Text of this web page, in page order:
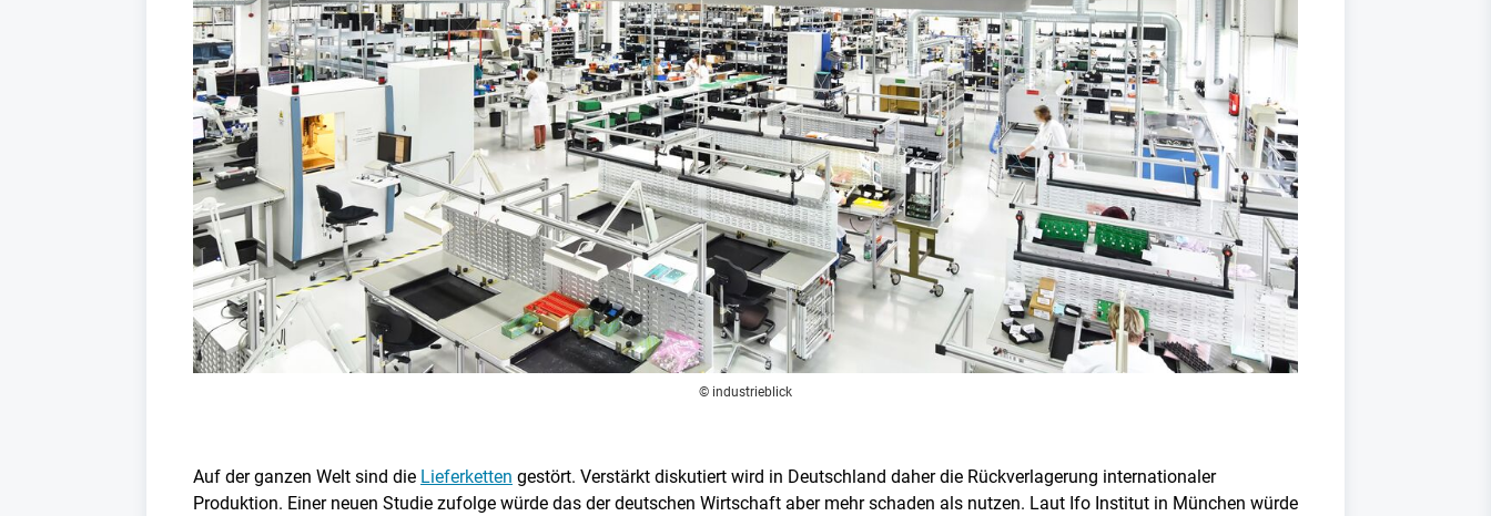
© industrieblick
Auf der ganzen Welt sind die Lieferketten gestört. Verstärkt diskutiert wird in Deutschland daher die Rückverlagerung internationaler
Produktion. Einer neuen Studie zufolge würde das der deutschen Wirtschaft aber mehr schaden als nutzen. Laut Ifo Institut in München würde